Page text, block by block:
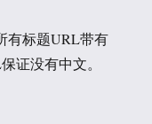
有标题URL带有
证没有中文。